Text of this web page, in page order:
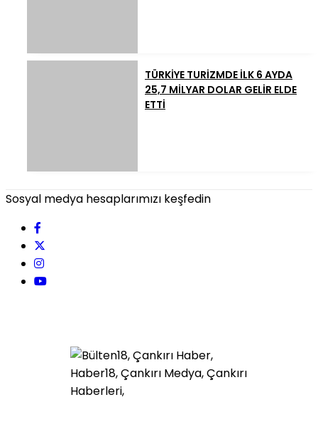
TÜRKİYE TURİZMDE İLK 6 AYDA
25,7 MİLYAR DOLAR GELİR ELDE
ETTİ
Sosyal medya hesaplarımızı keşfedin